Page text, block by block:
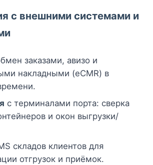
с внешними системами и
заказами, авизо и
накладными (eCMR) в
с терминалами порта: сверка
и окон выгрузки/
складов клиентов для
отгрузок и приёмок.